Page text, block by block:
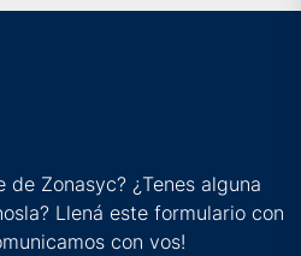
Zonasyc? ¿Tenes alguna
Llená este formulario con
con vos!